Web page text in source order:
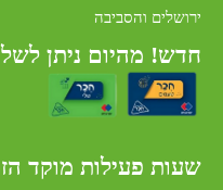
ירושלים והסביבה
חדש! מהיום ניתן
שעות פעילות מוקד